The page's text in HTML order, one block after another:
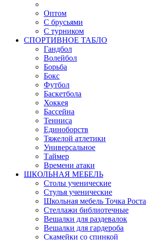
Оптом
С брусьями
С турником
СПОРТИВНОЕ ТАБЛО
Гандбол
Волейбол
Борьба
Бокс
Футбол
Баскетбола
Хоккея
Бассейна
Тенниса
Единоборств
Тяжелой атлетики
Универсальное
Таймер
Времени атаки
ШКОЛЬНАЯ МЕБЕЛЬ
Столы ученические
Стулья ученические
Школьная мебель Точка Роста
Стеллажи библиотечные
Вешалки для раздевалок
Вешалки для гардероба
Скамейки со спинкой